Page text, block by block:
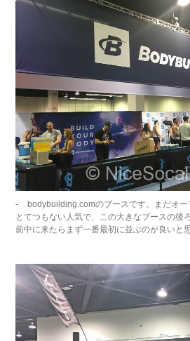
bodybuilding.comのブースです。まだオ
とてつもない人気で、この大きなブースの後
前中に来たらまず一番最初に並ぶのが良いと